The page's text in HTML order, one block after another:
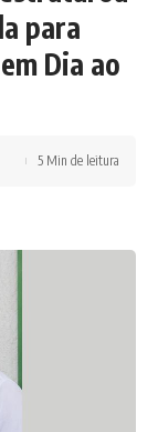
para
Dia ao
5 Min de leitura